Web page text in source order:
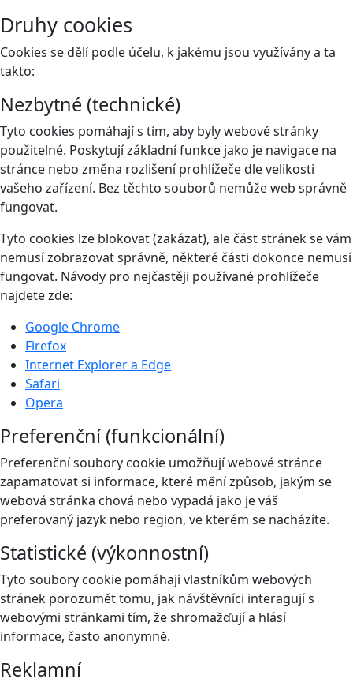
Druhy cookies
Cookies se dělí podle účelu, k jakému jsou využívány a ta
takto:
Nezbytné (technické)
Tyto cookies pomáhají s tím, aby byly webové stránky
použitelné. Poskytují základní funkce jako je navigace na
stránce nebo změna rozlišení prohlížeče dle velikosti
vašeho zařízení. Bez těchto souborů nemůže web správně
fungovat.
Tyto cookies lze blokovat (zakázat), ale část stránek se vám
nemusí zobrazovat správně, některé části dokonce nemusí
fungovat. Návody pro nejčastěji používané prohlížeče
najdete zde:
Google Chrome
Firefox
Internet Explorer a Edge
Safari
Opera
Preferenční (funkcionální)
Preferenční soubory cookie umožňují webové stránce
zapamatovat si informace, které mění způsob, jakým se
webová stránka chová nebo vypadá jako je váš
preferovaný jazyk nebo region, ve kterém se nacházíte.
Statistické (výkonnostní)
Tyto soubory cookie pomáhají vlastníkům webových
stránek porozumět tomu, jak návštěvníci interagují s
webovými stránkami tím, že shromažďují a hlásí
informace, často anonymně.
Reklamní